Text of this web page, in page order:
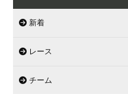
新着
レース
チーム